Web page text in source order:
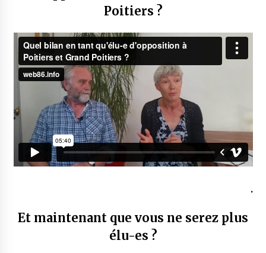
Poitiers ?
.
Et maintenant que vous ne serez plus
élu-es ?